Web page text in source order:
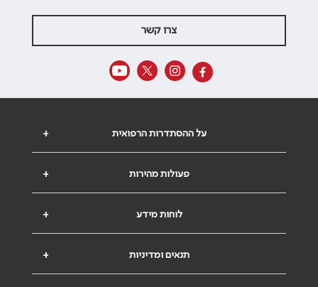
צרו קשר
+ על ההסתדרות הרפואית
+ פעולות מהירות
+ לוחות מידע
+ תנאים ומדיניות